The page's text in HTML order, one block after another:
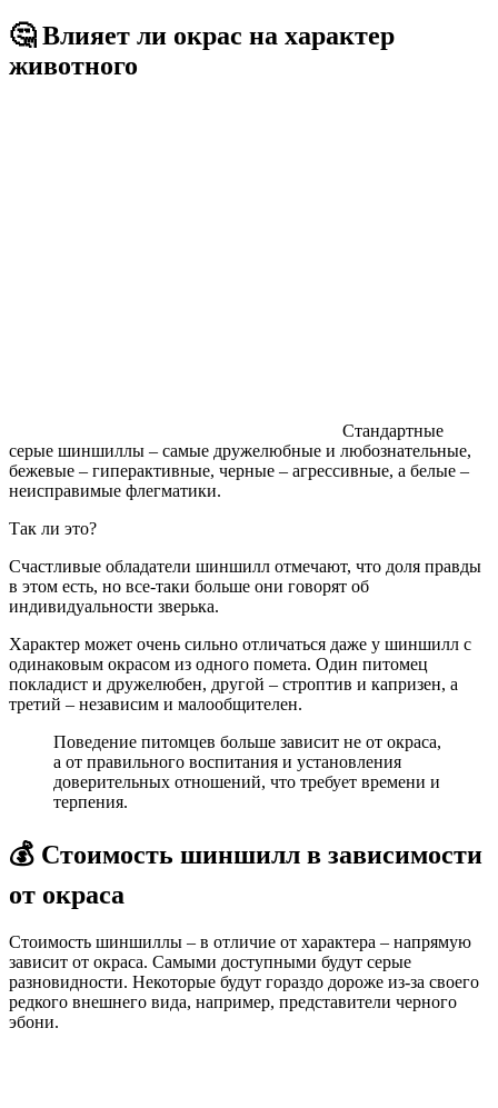
🤔 Влияет ли окрас на характер
животного
Стандартные
серые шиншиллы – самые дружелюбные и любознательные,
бежевые – гиперактивные, черные – агрессивные, а белые –
неисправимые флегматики.
Так ли это?
Счастливые обладатели шиншилл отмечают, что доля правды
в этом есть, но все-таки больше они говорят об
индивидуальности зверька.
Характер может очень сильно отличаться даже у шиншилл с
одинаковым окрасом из одного помета. Один питомец
покладист и дружелюбен, другой – строптив и капризен, а
третий – независим и малообщителен.
Поведение питомцев больше зависит не от окраса,
а от правильного воспитания и установления
доверительных отношений, что требует времени и
терпения.
💰 Стоимость шиншилл в зависимости
от окраса
Стоимость шиншиллы – в отличие от характера – напрямую
зависит от окраса. Самыми доступными будут серые
разновидности. Некоторые будут гораздо дороже из-за своего
редкого внешнего вида, например, представители черного
эбони.